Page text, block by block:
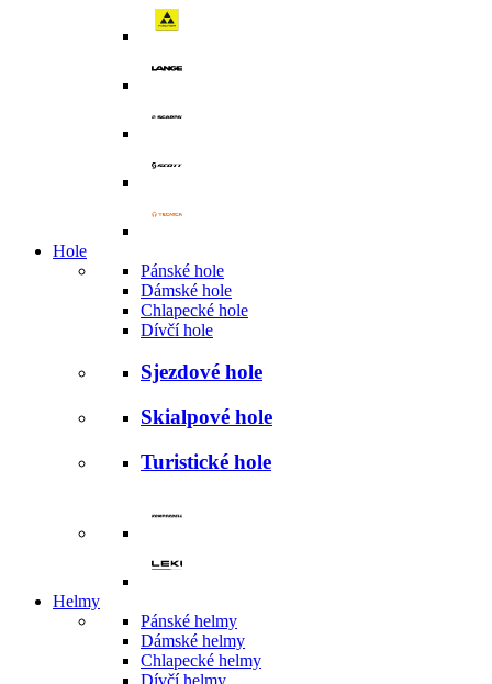
Hole
Pánské hole
Dámské hole
Chlapecké hole
Dívčí hole
Sjezdové hole
Skialpové hole
Turistické hole
Helmy
Pánské helmy
Dámské helmy
Chlapecké helmy